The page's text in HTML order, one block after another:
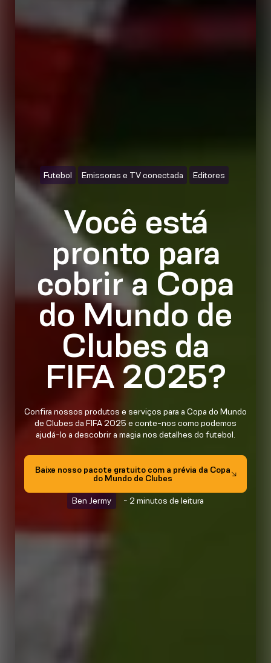
Futebol Emissoras e TV conectada Editores
Você está
pronto para
cobrir a Copa
do Mundo de
Clubes da
FIFA 2025?
Confira nossos produtos e serviços para a Copa do Mundo
de Clubes da FIFA 2025 e conte-nos como podemos
ajudá-lo a descobrir a magia nos detalhes do futebol.
Baixe nosso pacote gratuito com a prévia da Copa
do Mundo de Clubes
Ben Jermy ~ 2 minutos de leitura